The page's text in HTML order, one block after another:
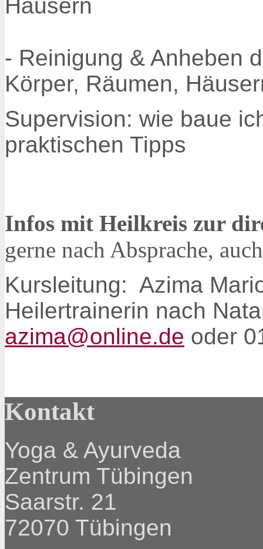
Häusern
- Reinigung & Anheben
Körper, Räumen,
Supervision: wie baue
praktischen Tipps
Infos mit Heilkreis zur
gerne nach Absprache,
Kursleitung: Azima
Heilertrainerin nach
azima@online.de oder
Kontakt
Yoga & Ayurveda
Zentrum Tübingen
Saarstr. 21
72070 Tübingen